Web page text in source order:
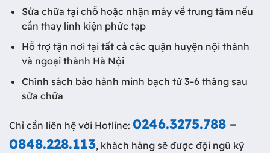
Sửa chữa tại chỗ hoặc nhận máy về trung tâm nếu
cần thay linh kiện phức tạp
Hỗ trợ tận nơi tại tất cả các quận huyện nội thành
và ngoại thành Hà Nội
Chính sách bảo hành minh bạch từ 3–6 tháng sau
sửa chữa
Chỉ cần liên hệ với Hotline: 0246.3275.788 –
0848.228.113, khách hàng sẽ được đội ngũ kỹ